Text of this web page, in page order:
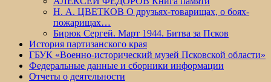
Н. А. ЦВЕТКОВ О друзьях-товарищах, о боях-
пожарищах…
Бирюк Сергей. Март 1944. Битва за Псков
История партизанского края
ГБУК «Военно-исторический музей Псковской области»
Федеральные данные и сборники информации
Отчеты о деятельности